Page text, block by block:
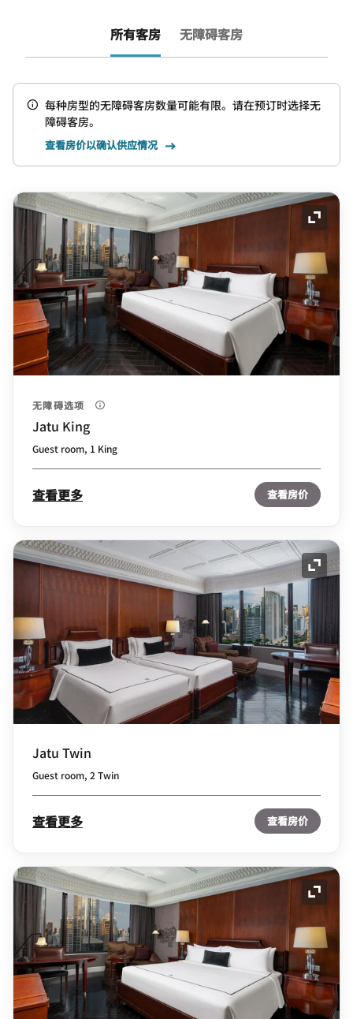
所有客房 无障碍客房
每种房型的无障碍客房数量可能有限。请在预订时选择无
障碍客房。
查看房价以确认供应情况
展开
无障碍选项
Jatu King
Guest room, 1 King
查看更多 查看房价
展开
Jatu Twin
Guest room, 2 Twin
查看更多 查看房价
展开